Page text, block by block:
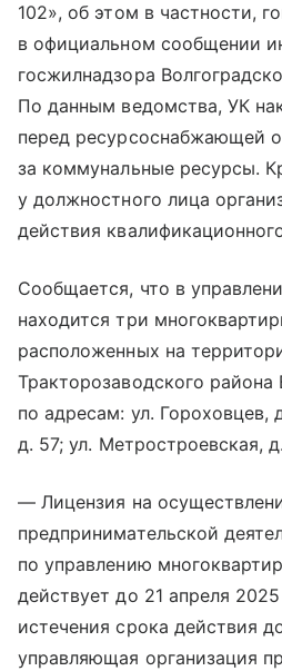
102», об этом в частности,
в официальном сообщении
госжилнадзора
По данным ведомства, УК
перед ресурсоснабжающей
за коммунальные ресурсы.
у должностного лица
действия
Сообщается, что в
находится три
расположенных на
Тракторозаводского района
по адресам: ул. Гороховцев,
д. 57; ул. Метростроевская,
— Лицензия на
предпринимательской
по управлению
действует до 21 апреля
истечения срока действия
управляющая организация